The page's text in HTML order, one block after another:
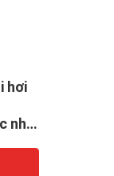
hơi
nhỏ